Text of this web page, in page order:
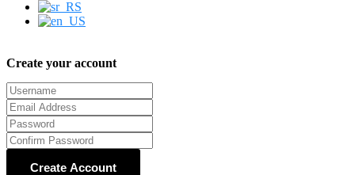
Create your account
Create Account